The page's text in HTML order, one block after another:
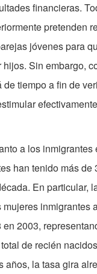
financieras.
pretenden
jóvenes para
Sin embargo,
de tiempo a fin de
a los inmigrantes
han tenido más de
En particular,
inmigrantes
2003,
de recién
años, la tasa gira